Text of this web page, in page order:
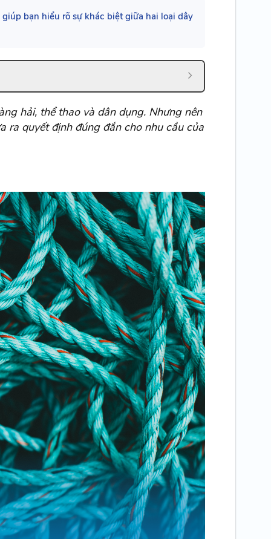
bạn hiểu rõ sự khác biệt giữa hai loại dây
hải, thể thao và dân dụng. Nhưng nên
ra quyết định đúng đắn cho nhu cầu của